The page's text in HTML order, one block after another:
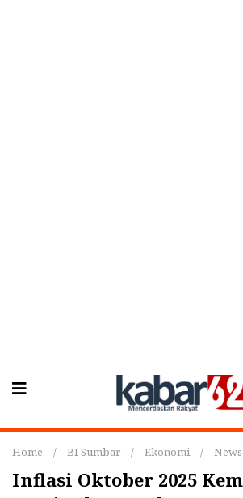
Home / BI Sumbar / Ekonomi / News
Inflasi Oktober 2025